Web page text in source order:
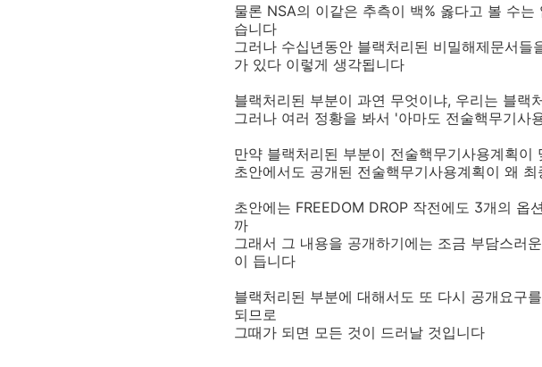
물론 NSA의 이같은 추측이 백% 옳다고 볼 수
습니다
그러나 수십년동안 블랙처리된 비밀해제문서
가 있다 이렇게 생각됩니다
블랙처리된 부분이 과연 무엇이냐, 우리는 블
그러나 여러 정황을 봐서 '아마도 전술핵무기사
만약 블랙처리된 부분이 전술핵무기사용계획
초안에서도 공개된 전술핵무기사용계획이 왜
초안에는 FREEDOM DROP 작전에도 3개의
까
그래서 그 내용을 공개하기에는 조금 부담스러
이 듭니다
블랙처리된 부분에 대해서도 또 다시 공개요구
되므로
그때가 되면 모든 것이 드러날 것입니다